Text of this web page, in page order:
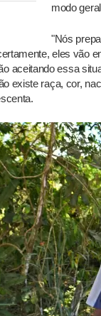
modo
"Nós
eles vão
aceitando essa
existe raça, cor,